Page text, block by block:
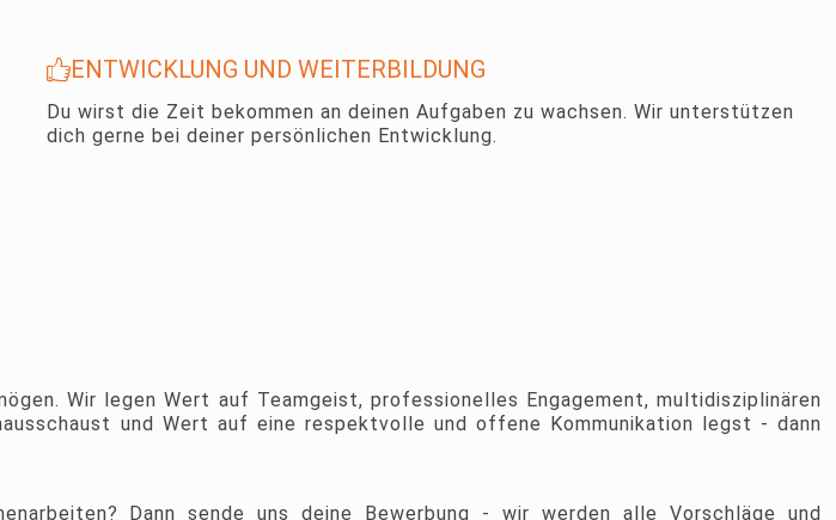
ENTWICKLUNG UND WEITERBILDUNG
Du wirst die Zeit bekommen an deinen Aufgaben zu wachsen. Wir unterstützen
dich gerne bei deiner persönlichen Entwicklung.
Wir legen Wert auf Teamgeist, professionelles Engagement, multidisziplinären
und Wert auf eine respektvolle und offene Kommunikation legst - dann
Dann sende uns deine Bewerbung - wir werden alle Vorschläge und